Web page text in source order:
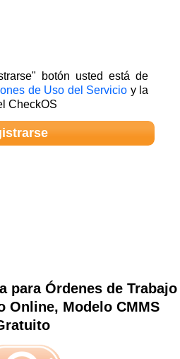
botón usted está de
de Uso del Servicio y la
CheckOS
para Órdenes de Trabajo
Online, Modelo CMMS